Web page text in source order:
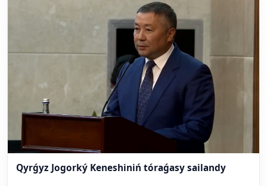
Qyrǵyz Jogorký Keneshiniń tóraǵasy sailandy